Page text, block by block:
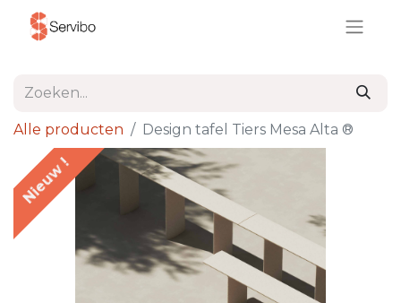
Alle producten Design tafel Tiers Mesa Alta ®
Nieuw !